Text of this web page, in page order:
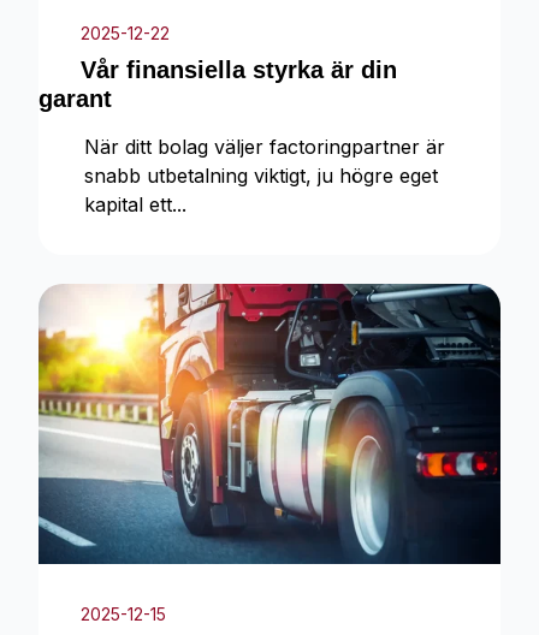
2025-12-22
Vår finansiella styrka är din
garant
När ditt bolag väljer factoringpartner är
snabb utbetalning viktigt, ju högre eget
kapital ett...
2025-12-15